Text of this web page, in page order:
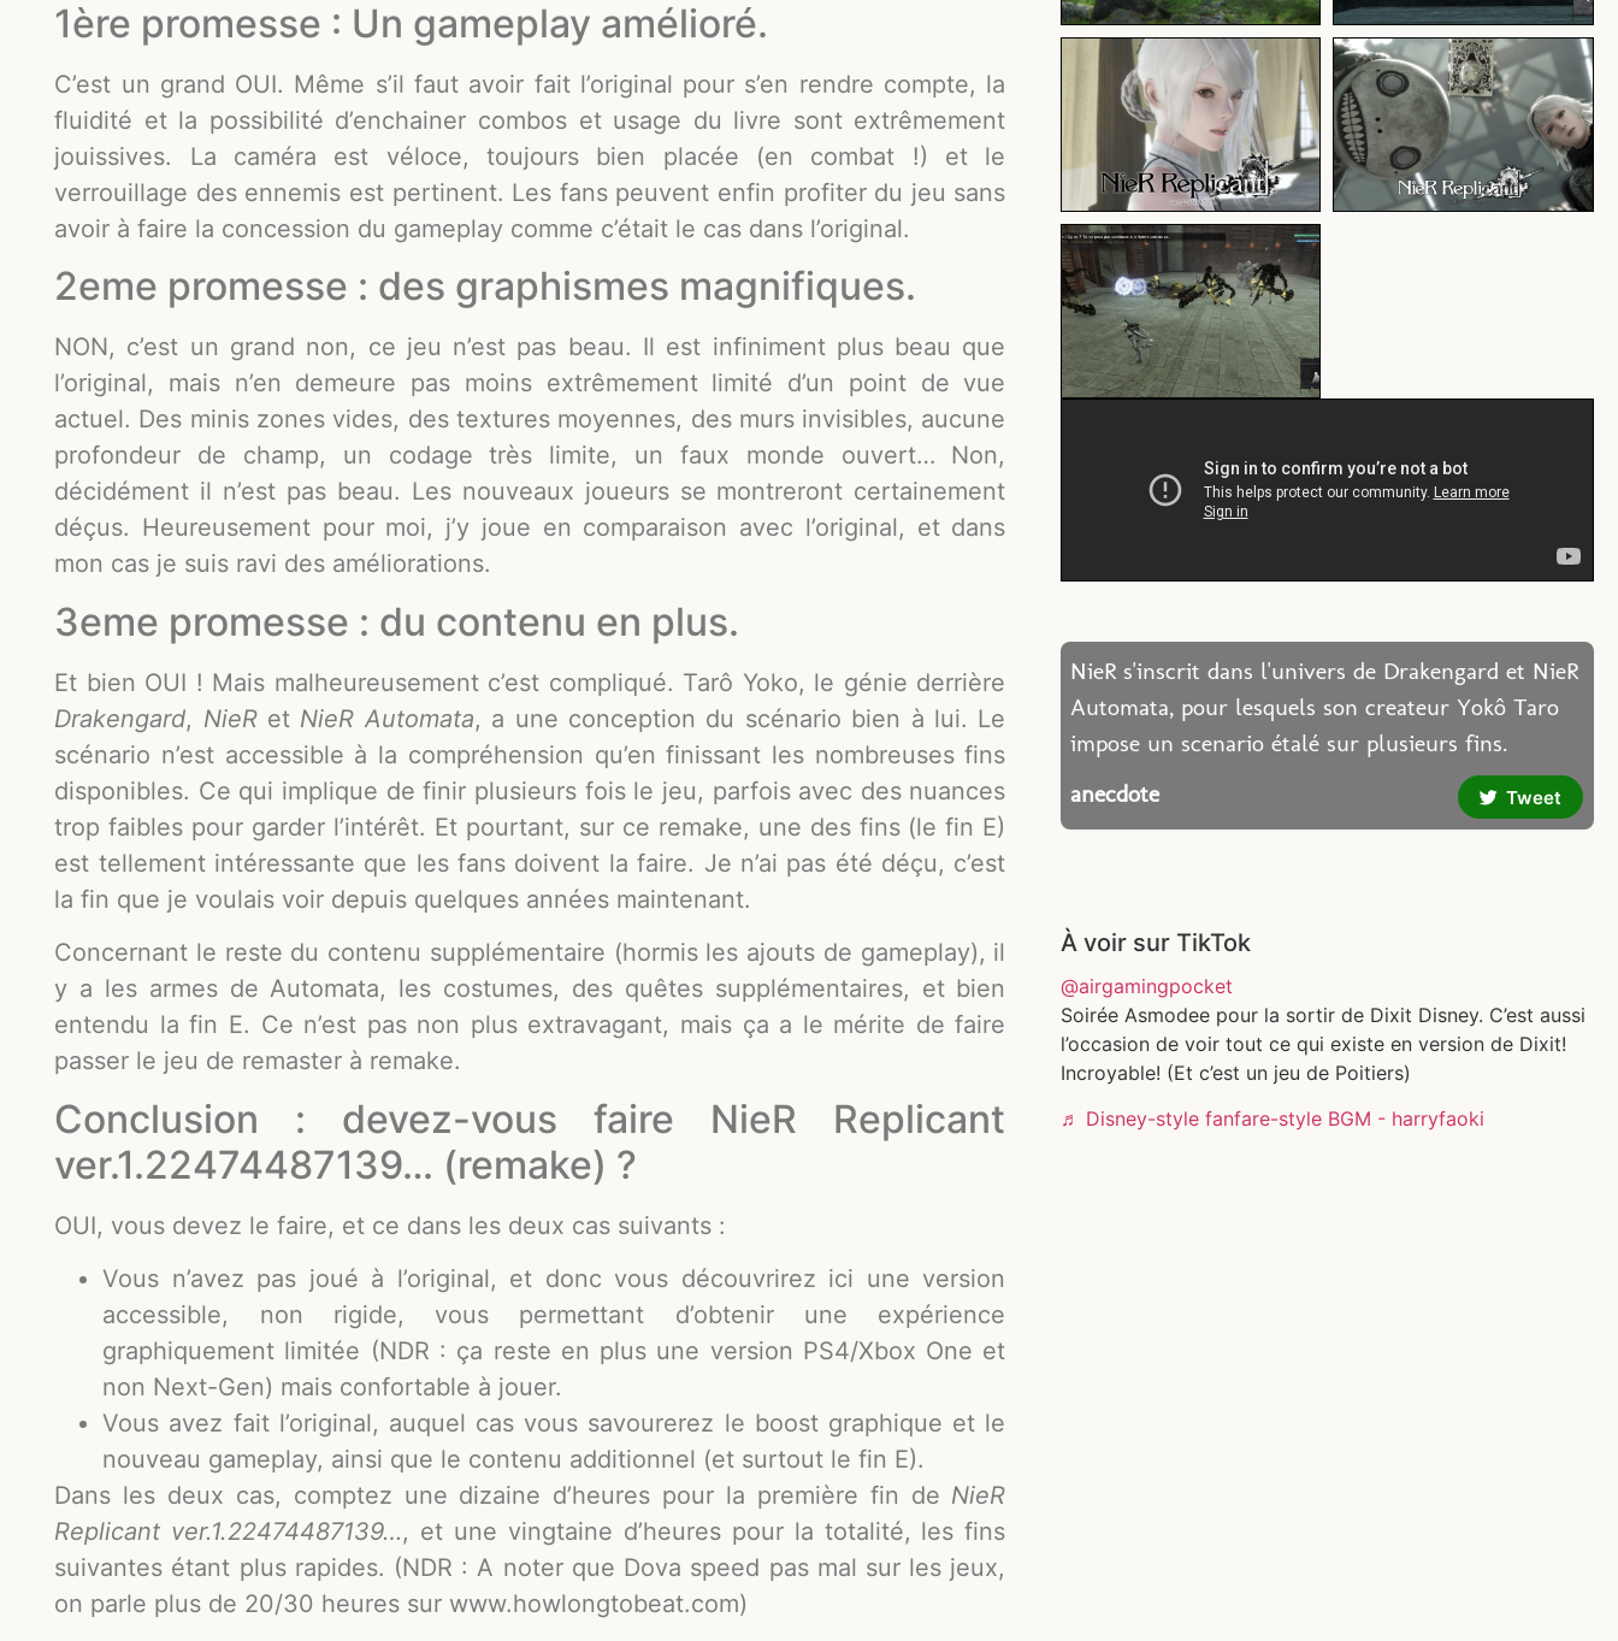
1ère promesse : Un gameplay amélioré.
C’est un grand OUI. Même s’il faut avoir fait l’original pour s’en rendre compte, la
fluidité et la possibilité d’enchainer combos et usage du livre sont extrêmement
jouissives. La caméra est véloce, toujours bien placée (en combat !) et le
verrouillage des ennemis est pertinent. Les fans peuvent enfin profiter du jeu sans
avoir à faire la concession du gameplay comme c’était le cas dans l’original.
2eme promesse : des graphismes magnifiques.
NON, c’est un grand non, ce jeu n’est pas beau. Il est infiniment plus beau que
l’original, mais n’en demeure pas moins extrêmement limité d’un point de vue
actuel. Des minis zones vides, des textures moyennes, des murs invisibles, aucune
profondeur de champ, un codage très limite, un faux monde ouvert… Non,
décidément il n’est pas beau. Les nouveaux joueurs se montreront certainement
déçus. Heureusement pour moi, j’y joue en comparaison avec l’original, et dans
mon cas je suis ravi des améliorations.
3eme promesse : du contenu en plus.
Et bien OUI ! Mais malheureusement c’est compliqué. Tarô Yoko, le génie derrière
Drakengard, NieR et NieR Automata, a une conception du scénario bien à lui. Le
scénario n’est accessible à la compréhension qu’en finissant les nombreuses fins
disponibles. Ce qui implique de finir plusieurs fois le jeu, parfois avec des nuances
trop faibles pour garder l’intérêt. Et pourtant, sur ce remake, une des fins (le fin E)
est tellement intéressante que les fans doivent la faire. Je n’ai pas été déçu, c’est
la fin que je voulais voir depuis quelques années maintenant.
Concernant le reste du contenu supplémentaire (hormis les ajouts de gameplay), il
y a les armes de Automata, les costumes, des quêtes supplémentaires, et bien
entendu la fin E. Ce n’est pas non plus extravagant, mais ça a le mérite de faire
passer le jeu de remaster à remake.
Conclusion : devez-vous faire NieR Replicant
ver.1.22474487139… (remake) ?
OUI, vous devez le faire, et ce dans les deux cas suivants :
Vous n’avez pas joué à l’original, et donc vous découvrirez ici une version
accessible, non rigide, vous permettant d’obtenir une expérience
graphiquement limitée (NDR : ça reste en plus une version PS4/Xbox One et
non Next-Gen) mais confortable à jouer.
Vous avez fait l’original, auquel cas vous savourerez le boost graphique et le
nouveau gameplay, ainsi que le contenu additionnel (et surtout le fin E).
Dans les deux cas, comptez une dizaine d’heures pour la première fin de NieR
Replicant ver.1.22474487139…, et une vingtaine d’heures pour la totalité, les fins
suivantes étant plus rapides. (NDR : A noter que Dova speed pas mal sur les jeux,
on parle plus de 20/30 heures sur www.howlongtobeat.com)
NieR s'inscrit dans l'univers de Drakengard et NieR
Automata, pour lesquels son createur Yokô Taro
impose un scenario étalé sur plusieurs fins.
anecdote
Tweet
À voir sur TikTok
@airgamingpocket
Soirée Asmodee pour la sortir de Dixit Disney. C’est aussi
l’occasion de voir tout ce qui existe en version de Dixit!
Incroyable! (Et c’est un jeu de Poitiers)
♬ Disney-style fanfare-style BGM - harryfaoki